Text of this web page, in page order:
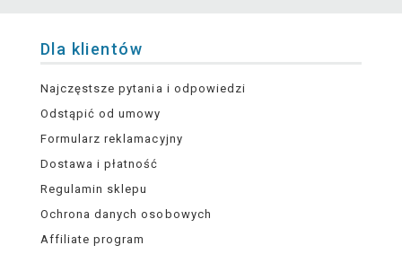
Dla klientów
Najczęstsze pytania i odpowiedzi
Odstąpić od umowy
Formularz reklamacyjny
Dostawa i płatność
Regulamin sklepu
Ochrona danych osobowych
Affiliate program